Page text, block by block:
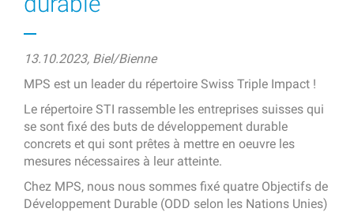
13.10.2023, Biel/Bienne
MPS est un leader du répertoire Swiss Triple Impact !
Le répertoire STI rassemble les entreprises suisses qui
se sont fixé des buts de développement durable
concrets et qui sont prêtes à mettre en oeuvre les
mesures nécessaires à leur atteinte.
Chez MPS, nous nous sommes fixé quatre Objectifs de
Développement Durable (ODD selon les Nations Unies)